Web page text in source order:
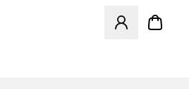
Åbner en